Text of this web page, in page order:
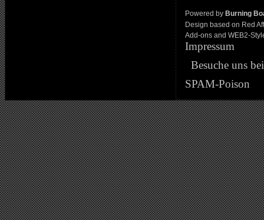
Powered by Burning
Design based on Red
Add-ons and WEB2-
Impressum
Besuche uns
SPAM-Poison